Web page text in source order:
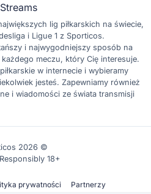
lig piłkarskich na świecie,
i Ligue 1 z Sporticos.
i najwygodniejszy sposób na
meczu, który Cię interesuje.
w internecie i wybieramy
jesteś. Zapewniamy również
i wiadomości ze świata transmisji
2026 ©
18+
prywatności Partnerzy